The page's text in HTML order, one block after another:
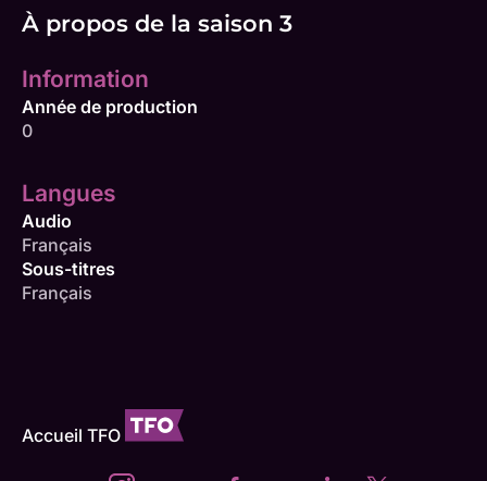
À propos de la saison 3
Information
Année de production
0
Langues
Audio
Français
Sous-titres
Français
Accueil TFO